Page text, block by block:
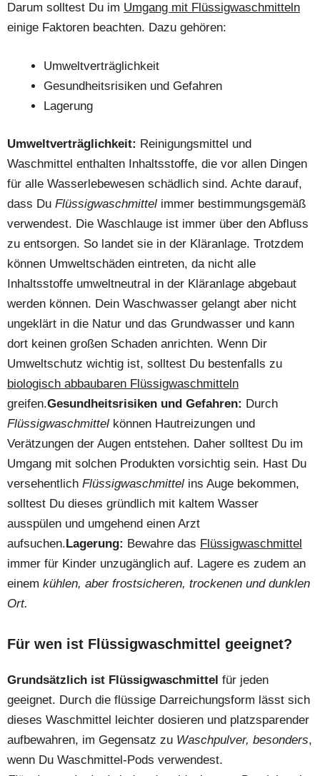
Darum solltest Du im Umgang mit Flüssigwaschmitteln
einige Faktoren beachten. Dazu gehören:
Umweltverträglichkeit
Gesundheitsrisiken und Gefahren
Lagerung
Umweltverträglichkeit: Reinigungsmittel und
Waschmittel enthalten Inhaltsstoffe, die vor allen Dingen
für alle Wasserlebewesen schädlich sind. Achte darauf,
dass Du Flüssigwaschmittel immer bestimmungsgemäß
verwendest. Die Waschlauge ist immer über den Abfluss
zu entsorgen. So landet sie in der Kläranlage. Trotzdem
können Umweltschäden eintreten, da nicht alle
Inhaltsstoffe umweltneutral in der Kläranlage abgebaut
werden können. Dein Waschwasser gelangt aber nicht
ungeklärt in die Natur und das Grundwasser und kann
dort keinen großen Schaden anrichten. Wenn Dir
Umweltschutz wichtig ist, solltest Du bestenfalls zu
biologisch abbaubaren Flüssigwaschmitteln
greifen.Gesundheitsrisiken und Gefahren: Durch
Flüssigwaschmittel können Hautreizungen und
Verätzungen der Augen entstehen. Daher solltest Du im
Umgang mit solchen Produkten vorsichtig sein. Hast Du
versehentlich Flüssigwaschmittel ins Auge bekommen,
solltest Du dieses gründlich mit kaltem Wasser
ausspülen und umgehend einen Arzt
aufsuchen. Lagerung: Bewahre das Flüssigwaschmittel
immer für Kinder unzugänglich auf. Lagere es zudem an
einem kühlen, aber frostsicheren, trockenen und dunklen
Ort.
Für wen ist Flüssigwaschmittel geeignet?
Grundsätzlich ist Flüssigwaschmittel für jeden
geeignet. Durch die flüssige Darreichungsform lässt sich
dieses Waschmittel leichter dosieren und platzsparender
aufbewahren, im Gegensatz zu Waschpulver, besonders,
wenn Du Waschmittel-Pods verwendest.